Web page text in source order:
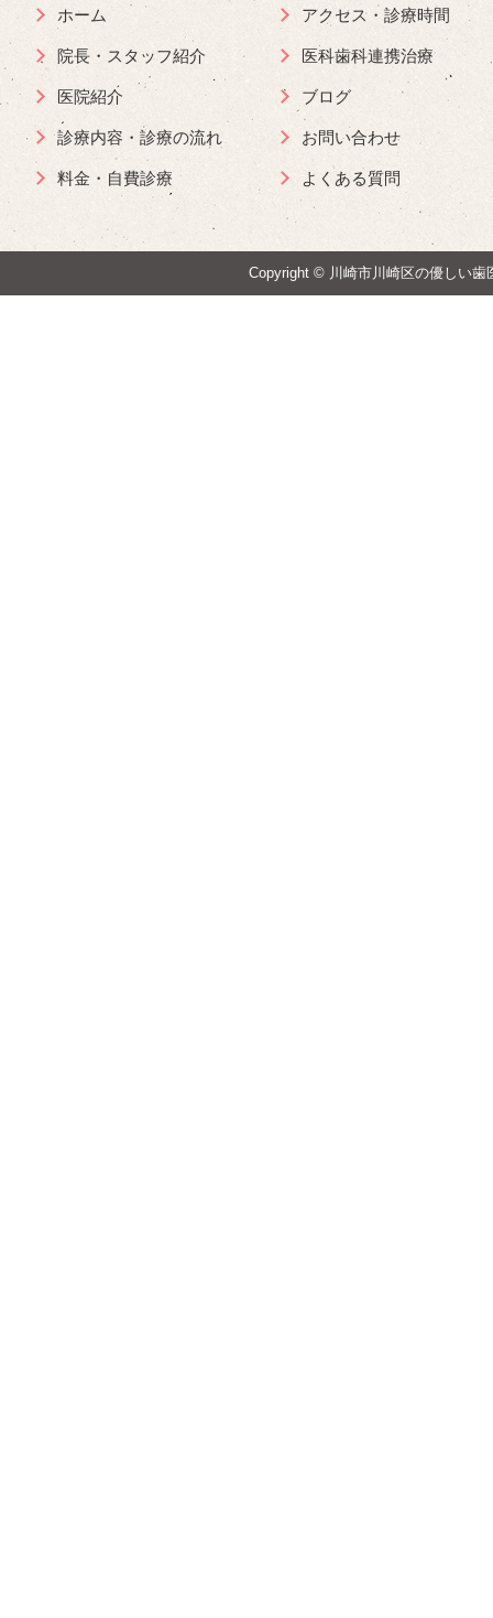
ホーム
院長・スタッフ紹介
医院紹介
診療内容・診療の流れ
料金・自費診療
アクセス・診療時間
医科歯科連携治療
ブログ
お問い合わせ
よくある質問
Copyright © 川崎市川崎区の優しい